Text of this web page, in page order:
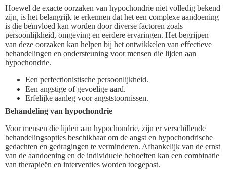
Hoewel de exacte oorzaken van hypochondrie niet volledig bekend
zijn, is het belangrijk te erkennen dat het een complexe aandoening
is die beïnvloed kan worden door diverse factoren zoals
persoonlijkheid, omgeving en eerdere ervaringen. Het begrijpen
van deze oorzaken kan helpen bij het ontwikkelen van effectieve
behandelingen en ondersteuning voor mensen die lijden aan
hypochondrie.
Een perfectionistische persoonlijkheid.
Een angstige of gevoelige aard.
Erfelijke aanleg voor angststoornissen.
Behandeling van hypochondrie
Voor mensen die lijden aan hypochondrie, zijn er verschillende
behandelingsopties beschikbaar om de angst en hypochondrische
gedachten en gedragingen te verminderen. Afhankelijk van de ernst
van de aandoening en de individuele behoeften kan een combinatie
van therapieën en interventies worden toegepast.